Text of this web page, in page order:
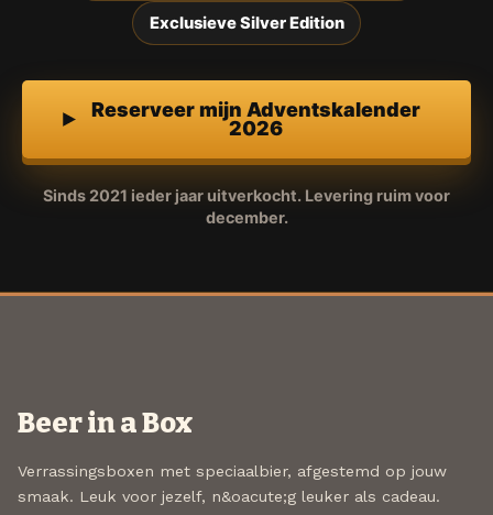
Exclusieve Silver Edition
Reserveer mijn Adventskalender
2026
Sinds 2021 ieder jaar uitverkocht. Levering ruim voor
december.
Beer in a Box
Verrassingsboxen met speciaalbier, afgestemd op jouw
smaak. Leuk voor jezelf, n&oacute;g leuker als cadeau.